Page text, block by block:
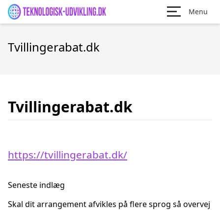
Menu
Tvillingerabat.dk
Tvillingerabat.dk
https://tvillingerabat.dk/
Seneste indlæg
Skal dit arrangement afvikles på flere sprog så overvej